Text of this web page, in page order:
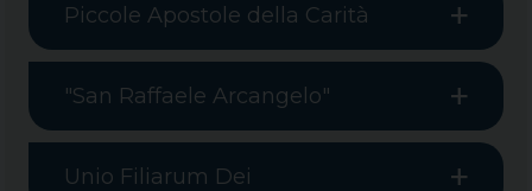
Piccole Apostole della Carità
"San Raffaele Arcangelo"
Unio Filiarum Dei